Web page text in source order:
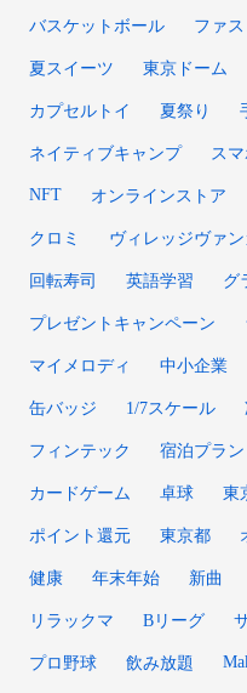
バスケットボール ファ
夏スイーツ 東京ドーム
カプセルトイ 夏祭り
ネイティブキャンプ ス
NFT オンラインストア
クロミ ヴィレッジヴァ
回転寿司 英語学習 グ
プレゼントキャンペーン
マイメロディ 中小企業
缶バッジ 1/7スケール
フィンテック 宿泊プラン
カードゲーム 卓球 東
ポイント還元 東京都
健康 年末年始 新曲
リラックマ Bリーグ
プロ野球 飲み放題